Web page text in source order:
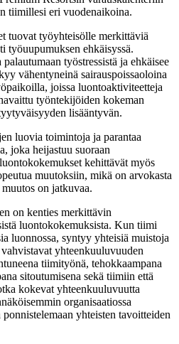
tiimillesi eri vuodenaikoina.
tuovat työyhteisölle merkittäviä
työuupumuksen ehkäisyssä.
työstressistä ja ehkäisee
vähentyneinä sairauspoissaoloina
joissa luontoaktiviteetteja
työntekijöiden kokeman
lisääntyvän.
luovia toimintoja ja parantaa
joka heijastuu suoraan
kehittävät myös
muutoksiin, mikä on arvokasta
on jatkuvaa.
on kenties merkittävin
luontokokemuksista. Kun tiimi
luonnossa, syntyy yhteisiä muistoja
yhteenkuuluvuuden
tiimityönä, tehokkaampana
sitoutumisena sekä tiimiin että
kokevat yhteenkuuluvuutta
organisaatiossa
yhteisten tavoitteiden